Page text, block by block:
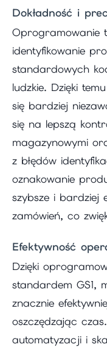
Dokładność i
Oprogramowanie
identyfikowanie
standardowych
ludzkie. Dzięki
się bardziej
się na lepszą
magazynowymi
z błędów
oznakowanie
szybsze i bardziej
zamówień, co
Efektywność
Dzięki
standardem GS1,
znacznie
oszczędzając
automatyzacji i